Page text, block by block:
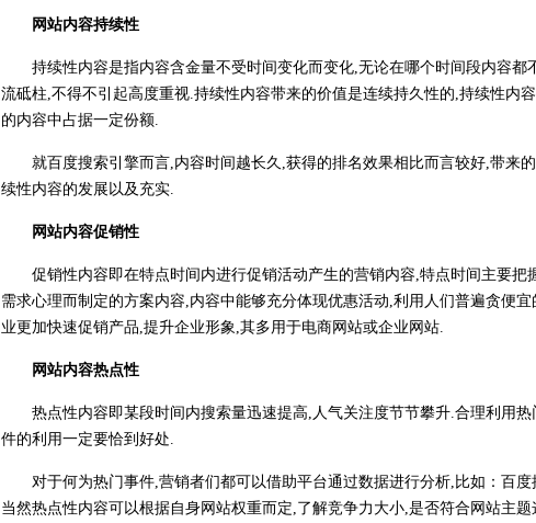
网站内容持续性
持续性内容是指内容含金量不受时间变化而变化,无论在哪个时间段内容
流砥柱,不得不引起高度重视.持续性内容带来的价值是连续持久性的,持续性内
的内容中占据一定份额.
就百度搜索引擎而言,内容时间越长久,获得的排名效果相比而言较好,带来
续性内容的发展以及充实.
网站内容促销性
促销性内容即在特点时间内进行促销活动产生的营销内容,特点时间主要
需求心理而制定的方案内容,内容中能够充分体现优惠活动,利用人们普遍贪便
业更加快速促销产品,提升企业形象,其多用于电商网站或企业网站.
网站内容热点性
热点性内容即某段时间内搜索量迅速提高,人气关注度节节攀升.合理利用
件的利用一定要恰到好处.
对于何为热门事件,营销者们都可以借助平台通过数据进行分析,比如：百
当然热点性内容可以根据自身网站权重而定,了解竞争力大小,是否符合网站主题